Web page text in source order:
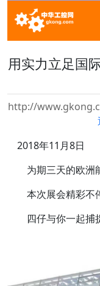
用实力立足国
http://
2018年11月8日
为期三天的欧洲
本次展会精彩不
四仔与你一起捕